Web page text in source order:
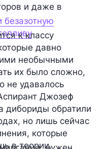
и даже в
безазотную
к классу
давно
необычными
их было сложно,
не удавалось
Джозеф
дибориды обратили
но лишь сейчас
которые
в теории.